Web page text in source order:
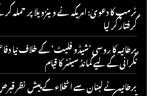
ٹرمپ کا دعویٰ: امریکہ نے وینزویلا پر حملہ
گرفتار کر لیا
برطانیہ کا روسی ’شیڈو فلیٹ‘ کے خلاف نیا
نگرانی کے لیے کمانڈ سینٹر کا قیام
برطانیہ نے لبنان سے انخلاء کے پیش نظر